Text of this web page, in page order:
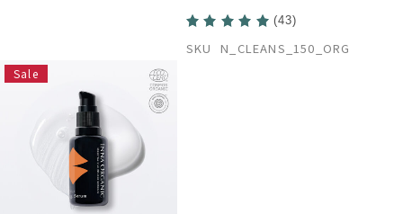
(43)
SKU N_CLEANS_150_ORG
Sale